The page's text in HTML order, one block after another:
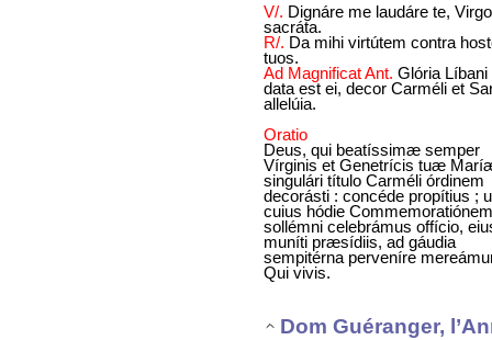
V/. Dignáre me laudáre te, Virgo
sacráta.
R/. Da mihi virtútem contra
tuos.
Ad Magnificat Ant. Glória Líbani
data est ei, decor Carméli et
allelúia.
Oratio
Deus, qui beatíssimæ semper
Vírginis et Genetrícis tuæ
singulári título Carméli órdinem
decorásti : concéde propítius ;
cuius hódie Commemoratiónem
sollémni celebrámus offício,
muníti præsídiis, ad gáudia
sempitérna perveníre
Qui vivis.
Dom Guéranger,